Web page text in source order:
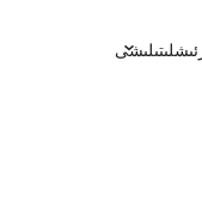
ئىشلىتىلىشى